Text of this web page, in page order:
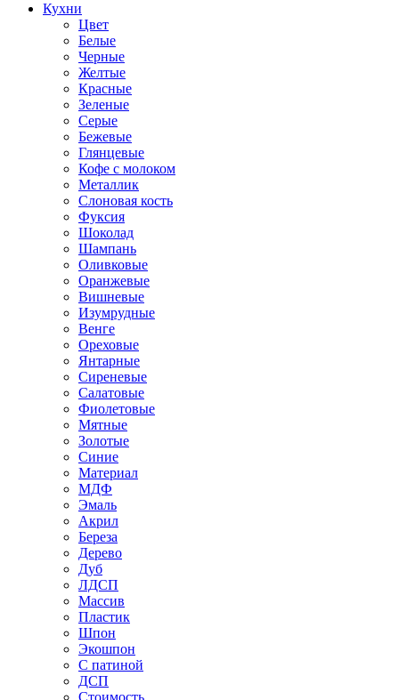
Кухни
Цвет
Белые
Черные
Желтые
Красные
Зеленые
Серые
Бежевые
Глянцевые
Кофе с молоком
Металлик
Слоновая кость
Фуксия
Шоколад
Шампань
Оливковые
Оранжевые
Вишневые
Изумрудные
Венге
Ореховые
Янтарные
Сиреневые
Салатовые
Фиолетовые
Мятные
Золотые
Синие
Материал
МДФ
Эмаль
Акрил
Береза
Дерево
Дуб
ЛДСП
Массив
Пластик
Шпон
Экошпон
С патиной
ДСП
Стоимость